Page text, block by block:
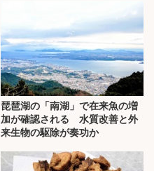
琵琶湖の「南湖」で在来魚の増
加が確認される 水質改善と外
来生物の駆除が奏功か